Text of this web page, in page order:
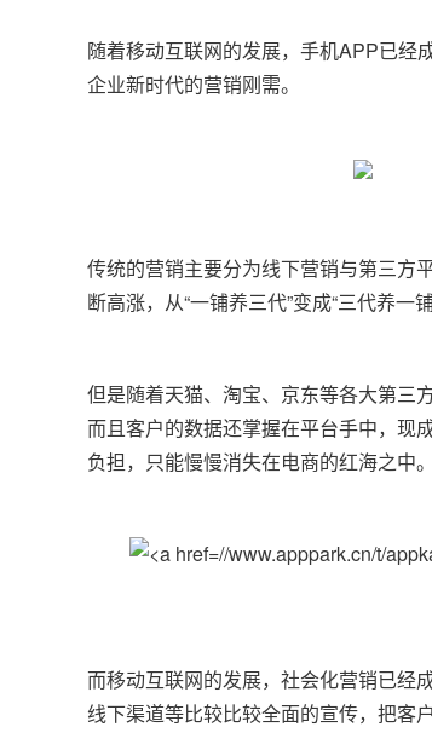
随着移动互联网的发展，手机APP已经
企业新时代的营销刚需。
传统的营销主要分为线下营销与第三方
断高涨，从“一铺养三代”变成“三代养一
但是随着天猫、淘宝、京东等各大第三
而且客户的数据还掌握在平台手中，现
负担，只能慢慢消失在电商的红海之中。
而移动互联网的发展，社会化营销已经
线下渠道等比较比较全面的宣传，把客